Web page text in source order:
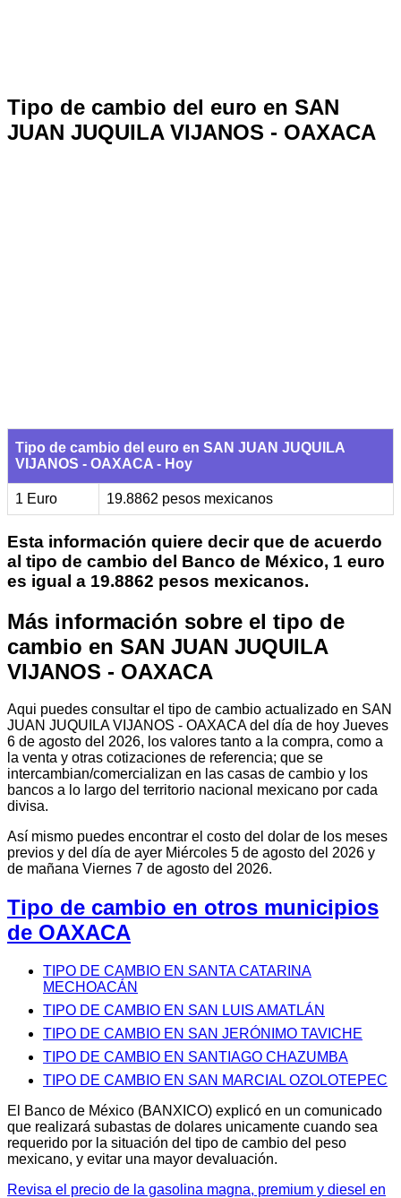
Tipo de cambio del euro en SAN
JUAN JUQUILA VIJANOS - OAXACA
Tipo de cambio del euro en SAN JUAN JUQUILA
VIJANOS - OAXACA - Hoy
1 Euro 19.8862 pesos mexicanos
Esta información quiere decir que de acuerdo
al tipo de cambio del Banco de México, 1 euro
es igual a 19.8862 pesos mexicanos.
Más información sobre el tipo de
cambio en SAN JUAN JUQUILA
VIJANOS - OAXACA
Aqui puedes consultar el tipo de cambio actualizado en SAN
JUAN JUQUILA VIJANOS - OAXACA del día de hoy Jueves
6 de agosto del 2026, los valores tanto a la compra, como a
la venta y otras cotizaciones de referencia; que se
intercambian/comercializan en las casas de cambio y los
bancos a lo largo del territorio nacional mexicano por cada
divisa.
Así mismo puedes encontrar el costo del dolar de los meses
previos y del día de ayer Miércoles 5 de agosto del 2026 y
de mañana Viernes 7 de agosto del 2026.
Tipo de cambio en otros municipios
de OAXACA
TIPO DE CAMBIO EN SANTA CATARINA
MECHOACÁN
TIPO DE CAMBIO EN SAN LUIS AMATLÁN
TIPO DE CAMBIO EN SAN JERÓNIMO TAVICHE
TIPO DE CAMBIO EN SANTIAGO CHAZUMBA
TIPO DE CAMBIO EN SAN MARCIAL OZOLOTEPEC
El Banco de México (BANXICO) explicó en un comunicado
que realizará subastas de dolares unicamente cuando sea
requerido por la situación del tipo de cambio del peso
mexicano, y evitar una mayor devaluación.
Revisa el precio de la gasolina magna, premium y diesel en